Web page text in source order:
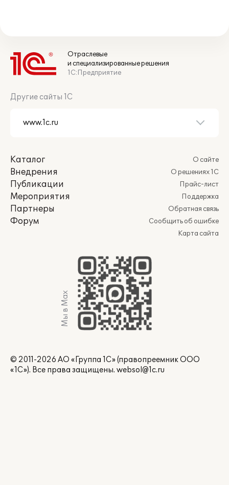
Отраслевые
и специализированные решения
1С:Предприятие
Другие сайты 1С
Каталог
Внедрения
Публикации
Мероприятия
Партнеры
Форум
О сайте
О решениях 1С
Прайс-лист
Поддержка
Обратная связь
Сообщить об ошибке
Карта сайта
Мы в Max
© 2011-2026 АО «Группа 1С» (правопреемник ООО
«1С»). Все права защищены. websol@1c.ru